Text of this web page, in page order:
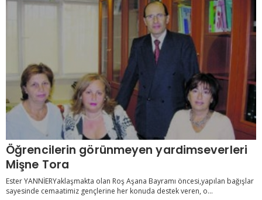
Öğrencilerin görünmeyen yardimseverleri
Mişne Tora
Ester YANNİERYaklaşmakta olan Roş Aşana Bayramı öncesi,yapılan bağışlar
sayesinde cemaatimiz gençlerine her konuda destek veren, o...